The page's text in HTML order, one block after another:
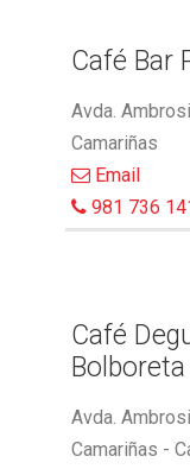
Café Bar
Avda.
Camariñas
Email
981 736
Café
Bolboreta
Avda.
Camariñas -